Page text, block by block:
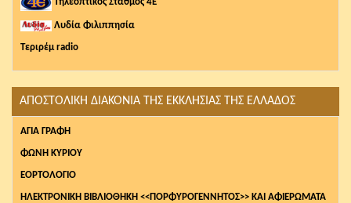
Λυδία Φιλιππησία
Τεριρέμ radio
ΑΠΟΣΤΟΛΙΚΗ ΔΙΑΚΟΝΙΑ ΤΗΣ ΕΚΚΛΗΣΙΑΣ ΤΗΣ ΕΛΛΑΔΟΣ
AΓΙΑ ΓΡΑΦΗ
ΦΩΝΗ ΚΥΡΙΟΥ
ΕΟΡΤΟΛΟΓΙΟ
ΗΛΕΚΤΡΟΝΙΚΗ ΒΙΒΛΙΟΘΗΚΗ <<ΠΟΡΦΥΡΟΓΕΝΝΗΤΟΣ>> ΚΑΙ ΑΦΙΕΡΩΜΑΤΑ